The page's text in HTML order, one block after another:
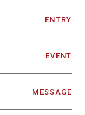
ENTRY
EVENT
MESSAGE